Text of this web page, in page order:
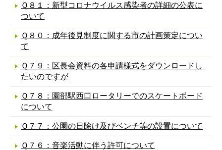
Ｑ８１：新型コロナウイルス感染者の詳細の公表に
ついて
Ｑ８０：成年後見制度に関する市の計画策定につい
て
Ｑ７９：区長会資料の各申請様式をダウンロードし
たいのですが
Ｑ７８：園部駅西口ロータリーでのスケートボード
について
Ｑ７７：公園の日除け及びベンチ等の設置について
Ｑ７６：音楽活動に伴う許可について